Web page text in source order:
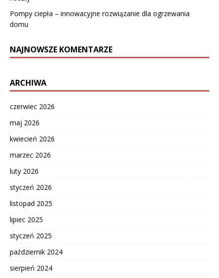
Pompy ciepła – innowacyjne rozwiązanie dla ogrzewania
domu
NAJNOWSZE KOMENTARZE
ARCHIWA
czerwiec 2026
maj 2026
kwiecień 2026
marzec 2026
luty 2026
styczeń 2026
listopad 2025
lipiec 2025
styczeń 2025
październik 2024
sierpień 2024